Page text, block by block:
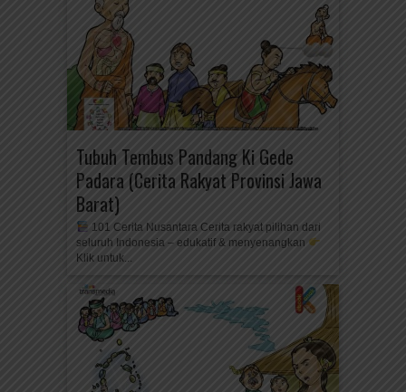
Tubuh Tembus Pandang Ki Gede
Padara (Cerita Rakyat Provinsi Jawa
Barat)
101 Cerita Nusantara Cerita rakyat pilihan dari
seluruh Indonesia – edukatif & menyenangkan
Klik untuk...